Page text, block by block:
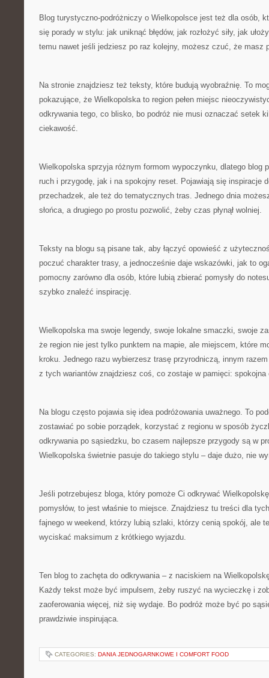
Blog turystyczno-podróżniczy o Wielkopolsce jest też dla osób,
się porady w stylu: jak uniknąć błędów, jak rozłożyć siły, jak
temu nawet jeśli jedziesz po raz kolejny, możesz czuć, że masz
Na stronie znajdziesz też teksty, które budują wyobraźnię. To
pokazujące, że Wielkopolska to region pełen miejsc
odkrywania tego, co blisko, bo podróż nie musi oznaczać setek
ciekawość.
Wielkopolska sprzyja różnym formom wypoczynku, dlatego blog
ruch i przygodę, jak i na spokojny reset. Pojawiają się inspiracje
przechadzek, ale też do tematycznych tras. Jednego dnia
słońca, a drugiego po prostu pozwolić, żeby czas płynął wolniej.
Teksty na blogu są pisane tak, aby łączyć opowieść z
poczuć charakter trasy, a jednocześnie daje wskazówki, jak to
pomocny zarówno dla osób, które lubią zbierać pomysły do
szybko znaleźć inspirację.
Wielkopolska ma swoje legendy, swoje lokalne smaczki, swoje
że region nie jest tylko punktem na mapie, ale miejscem, które
kroku. Jednego razu wybierzesz trasę przyrodniczą, innym
z tych wariantów znajdziesz coś, co zostaje w pamięci: spokojna
Na blogu często pojawia się idea podróżowania uważnego. To
zostawiać po sobie porządek, korzystać z regionu w sposób
odkrywania po sąsiedzku, bo czasem najlepsze przygody są w
Wielkopolska świetnie pasuje do takiego stylu – daje dużo, nie
Jeśli potrzebujesz bloga, który pomoże Ci odkrywać
pomysłów, to jest właśnie to miejsce. Znajdziesz tu treści dla
fajnego w weekend, którzy lubią szlaki, którzy cenią spokój, ale
wyciskać maksimum z krótkiego wyjazdu.
Ten blog to zachęta do odkrywania – z naciskiem na
Każdy tekst może być impulsem, żeby ruszyć na wycieczkę i
zaoferowania więcej, niż się wydaje. Bo podróż może być po
prawdziwie inspirująca.
CATEGORIES: DANIA JEDNOGARNKOWE I COMFORT FOOD